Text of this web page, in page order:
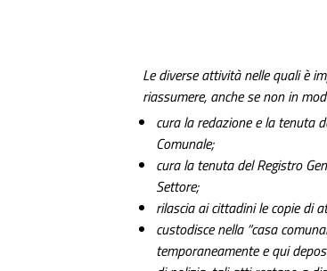
Le diverse attività nelle quali è
riassumere, anche se non in
cura la redazione e la tenuta
Comunale;
cura la tenuta del Registro
Settore;
rilascia ai cittadini le copie di
custodisce nella “casa
temporaneamente e qui